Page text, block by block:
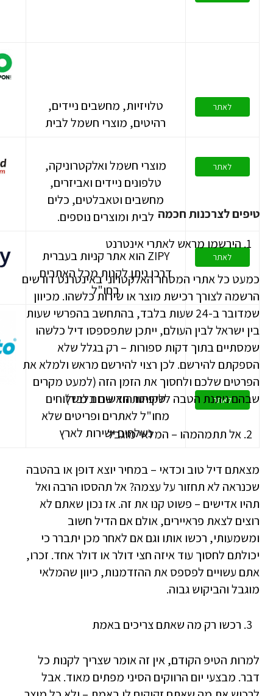
לאתר
טלויזיות, מחשבים ניידים,
רהיטים, מוצרי חשמל לבית
לאתר
מוצרי חשמל ואלקטרוניקה,
טלפונים ניידים ואביזרים,
מחשבים וטאבלטים, כלים
לבית ומוצרים נוספים.
לאתר
ZIPY הוא אתר קניות בעברית
דרכו ניתן לקנות מכל האתרים
בחו"ל
לאתר
שיפיטו הוא שרות משלוחים
מחו"ל לאתרים ופריטים שלא
נשלחים ישירות לארץ
טיפים לצרכנות חכמה
הירשמו מראש לאתרי אינטרנט
כמעט כל אתרי המסחר האלקטרוני באינטרנט דורשים
הרשמה לצורך רכישת מוצר או שירות כלשהו. מכיוון
שמדובר ב-24 שעות בלבד, בהתחשב בהפרשי שעות
בין ישראל לבין העולם, ייתכן שתפספסו דיל כלשהו
שמסתיים בתוך דקות ספורות – רק בגלל שלא
הספקתם להירשם. לכן רצוי להירשם מראש ולמלא את
הפרטים שלכם ולחסוך את הזמן הזה (למעט מקרים
שבהם ניתנת הטבה ללקוחות חדשים בלבד).
אל תתמהמהו – המלאי מוגבל
מצאתם דיל טוב וכדאי – במחיר יוצא דופן או בהטבה
שכנראה לא תחזור על עצמה? אל תהססו הרבה ואל
תהיו אדישים – פשוט קנו את זה. אז נכון שאתם לא
רוצים לצאת פראיירים, אולם אם הדיל חשוב
ומשמעותי, רכשו אותו וגם אם לאחר מכן יתברר כי
יכולתם לחסוך עוד איזה חצי דולר או דולר אחד. זכרו,
אתם עשויים לפספס את ההזדמנות, כיוון שהמלאי
מוגבל והביקוש גבוה.
רכשו רק מה שאתם צריכים באמת
למרות הטיפ הקודם, אין זה אומר שצריך לקנות כל
דבר. מבצעי יום הרווקים הסיני מפתים מאוד. אבל